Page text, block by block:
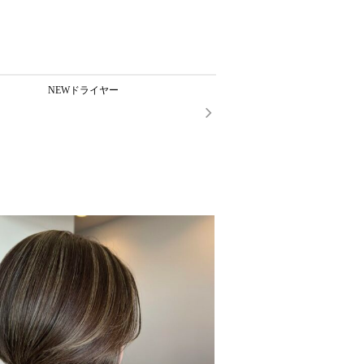
NEWドライヤー